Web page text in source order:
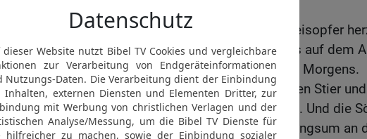
der Vorschrift.
17 Er brachte auch das Speisopfer
Handvoll davon und ließ es auf dem
außer dem Brandopfer des Morgens.
Danach schächtete er den Stier
Friedensopfer für das Volk. Und die
das Blut; das sprengte er ringsum an